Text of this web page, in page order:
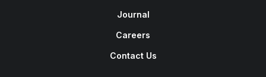
Journal
Careers
Contact Us